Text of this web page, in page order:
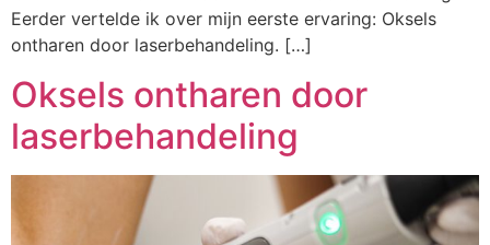
Eerder vertelde ik over mijn eerste ervaring: Oksels
ontharen door laserbehandeling. […]
Oksels ontharen door
laserbehandeling